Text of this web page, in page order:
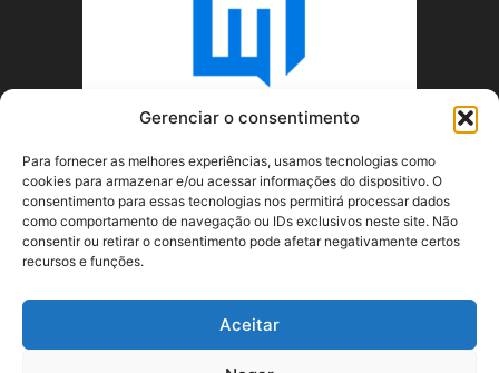
Gerenciar o consentimento
Para fornecer as melhores experiências, usamos tecnologias como
cookies para armazenar e/ou acessar informações do dispositivo. O
consentimento para essas tecnologias nos permitirá processar dados
como comportamento de navegação ou IDs exclusivos neste site. Não
consentir ou retirar o consentimento pode afetar negativamente certos
recursos e funções.
Aceitar
SIGA-NOS